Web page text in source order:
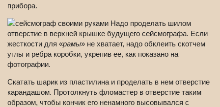
прибора.
Надо проделать шилом
отверстие в верхней крышке будущего сейсмографа. Если
жесткости для «рамы» не хватает, надо обклеить скотчем
углы и ребра коробки, укрепив ее, как показано на
фотографии.
Скатать шарик из пластилина и проделать в нем отверстие
карандашом. Протолкнуть фломастер в отверстие таким
образом, чтобы кончик его ненамного высовывался с